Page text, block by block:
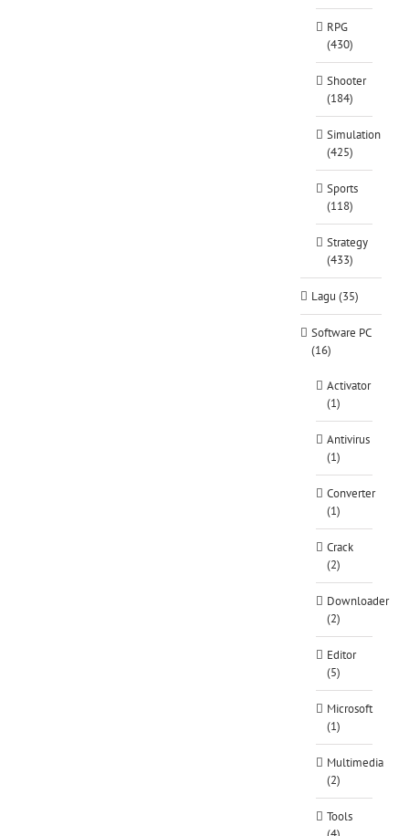
RPG
(430)
Shooter
(184)
Simulation
(425)
Sports
(118)
Strategy
(433)
Lagu (35)
Software PC
(16)
Activator
(1)
Antivirus
(1)
Converter
(1)
Crack
(2)
Downloader
(2)
Editor
(5)
Microsoft
(1)
Multimedia
(2)
Tools